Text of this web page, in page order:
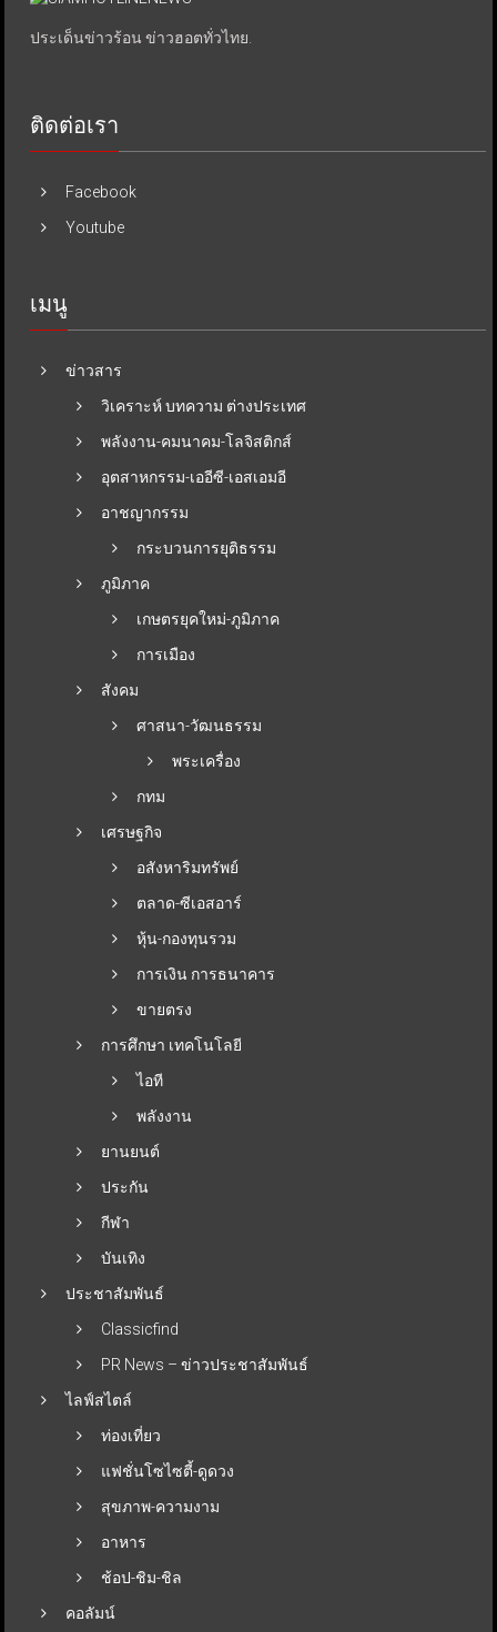
ประเด็นข่าวร้อน ข่าวฮอตทั่วไทย.
ติดต่อเรา
Facebook
Youtube
เมนู
ข่าวสาร
วิเคราะห์ บทความ ต่างประเทศ
พลังงาน-คมนาคม-โลจิสติกส์
อุตสาหกรรม-เออีซี-เอสเอมอี
อาชญากรรม
กระบวนการยุติธรรม
ภูมิภาค
เกษตรยุคใหม่-ภูมิภาค
การเมือง
สังคม
ศาสนา-วัฒนธรรม
พระเครื่อง
กทม
เศรษฐกิจ
อสังหาริมทรัพย์
ตลาด-ซีเอสอาร์
หุ้น-กองทุนรวม
การเงิน การธนาคาร
ขายตรง
การศึกษา เทคโนโลยี
ไอที
พลังงาน
ยานยนต์
ประกัน
กีฬา
บันเทิง
ประชาสัมพันธ์
Classicfind
PR News – ข่าวประชาสัมพันธ์
ไลฟ์สไตล์
ท่องเที่ยว
แฟชั่นโซไซตี้-ดูดวง
สุขภาพ-ความงาม
อาหาร
ช้อป-ชิม-ชิล
คอลัมน์